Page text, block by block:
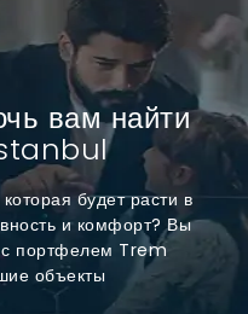
вам найти
будет расти в
и комфорт? Вы
с портфелем Trem
объекты